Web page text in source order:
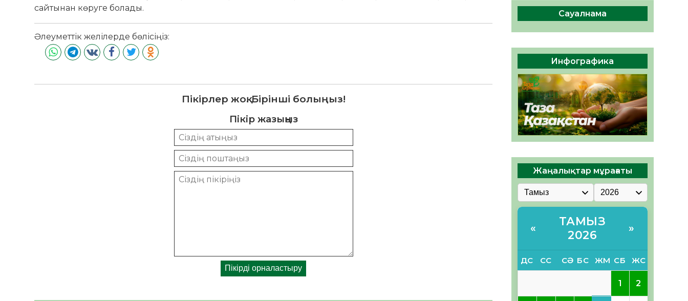
сайтынан көруге болады.
Әлеуметтік желілерде бөлісіңіз:
Пікірлер жоқ. Бірінші болыңыз!
Пікір жазыңыз
беруге дайын
ӘРБІР ДАУЫС – ҚОҒАМ
ДАМУЫНА ҚОСЫЛҒАН
ҮЛЕС
05.08.2026
38 0
Сауалнама
Инфографика
Жаңалықтар мұрағаты
«
ТАМЫЗ
2026
»
ДС СС СӘ БС ЖМ СБ ЖС
1 2